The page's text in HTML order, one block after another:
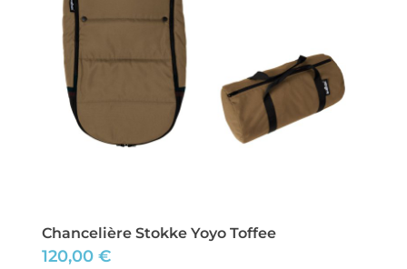
Chancelière Stokke Yoyo Toffee
120,00 €